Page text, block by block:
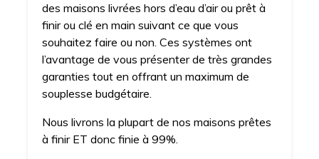
des maisons livrées hors d’eau d’air ou prêt à
finir ou clé en main suivant ce que vous
souhaitez faire ou non. Ces systèmes ont
l’avantage de vous présenter de très grandes
garanties tout en offrant un maximum de
souplesse budgétaire.
Nous livrons la plupart de nos maisons prêtes
à finir ET donc finie à 99%.